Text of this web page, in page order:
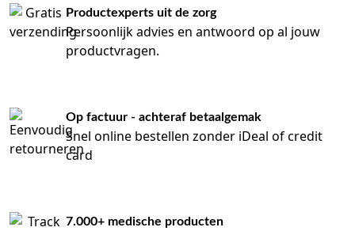
Productexperts uit de zorg
Persoonlijk advies en antwoord op al jouw
productvragen.
Op factuur - achteraf betaalgemak
Snel online bestellen zonder iDeal of credit
card
7.000+ medische producten